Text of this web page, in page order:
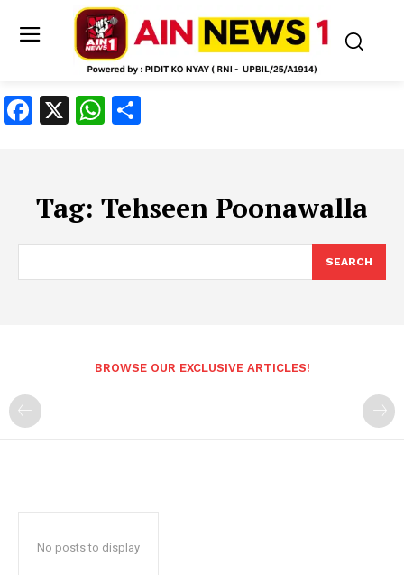
Facebook
X WhatsApp
Tag: Tehseen Poonawalla
SEARCH
BROWSE OUR EXCLUSIVE ARTICLES!
No posts to display